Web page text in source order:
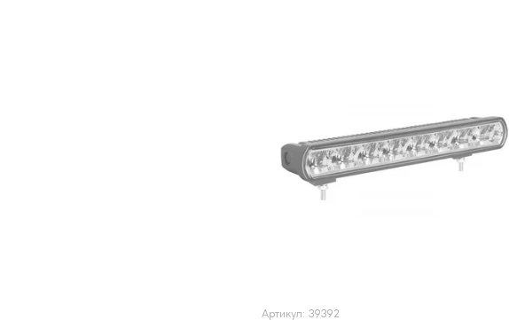
Артикул: 39392